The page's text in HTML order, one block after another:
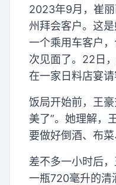
2023年9月，崔
州拜会客户。这
一个乘用车客户
次见面了。22日
在一家日料店宴请
饭局开始前，王
美了”。她理解，
要做好倒酒、布菜
差不多一小时后
一瓶720毫升的清